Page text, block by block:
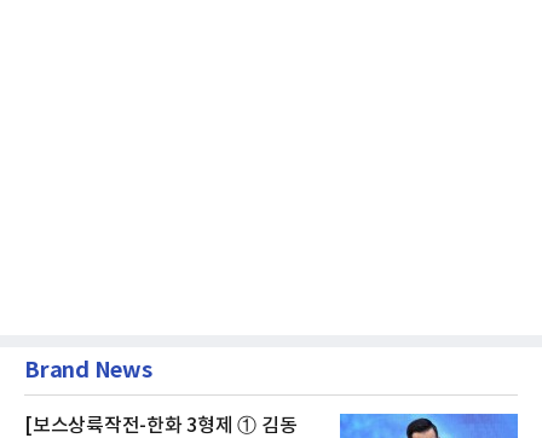
Brand News
[보스상륙작전-한화 3형제 ① 김동